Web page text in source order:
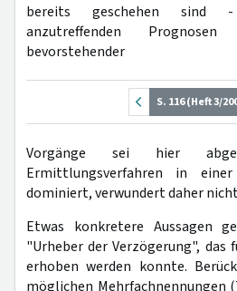
bereits geschehen sind
anzutreffenden
bevorstehender
S. 116 (Heft 3/
Vorgänge sei hier
Ermittlungsverfahren in
dominiert, verwundert daher
Etwas konkretere Aussagen
"Urheber der Verzögerung", das
erhoben werden konnte.
möglichen Mehrfachnennungen